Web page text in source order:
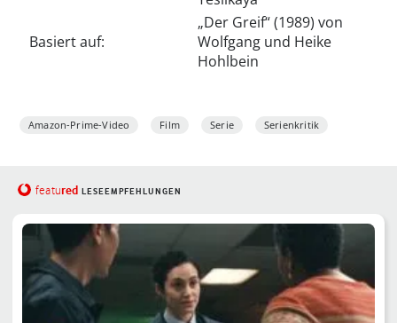
Basiert auf:
„Der Greif“ (1989) von
Wolfgang und Heike
Hohlbein
Amazon-Prime-Video Film Serie Serienkritik
featured LESEEMPFEHLUNGEN